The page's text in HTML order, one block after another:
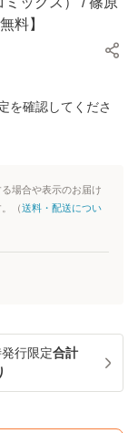
料】
を確認してくださ
場合や表示のお届け
（送料・配送につい
行限定合計